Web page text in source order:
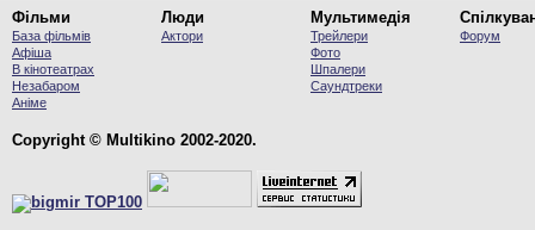
Фільми
База фільмів
Афіша
В кінотеатрах
Незабаром
Аніме
Люди
Актори
Мультимедія
Трейлери
Фото
Шпалери
Саундтреки
Форум
Copyright © Multikino 2002-2020.